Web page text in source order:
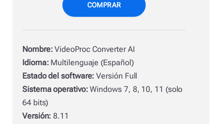
COMPRAR
Nombre: VideoProc Converter AI
Idioma: Multilenguaje (Español)
Estado del software: Versión Full
Sistema operativo: Windows 7, 8, 10, 11 (solo
64 bits)
Versión: 8.11